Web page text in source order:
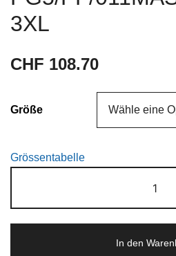
3XL
CHF 108.70
Größe
Grössentabelle
In den